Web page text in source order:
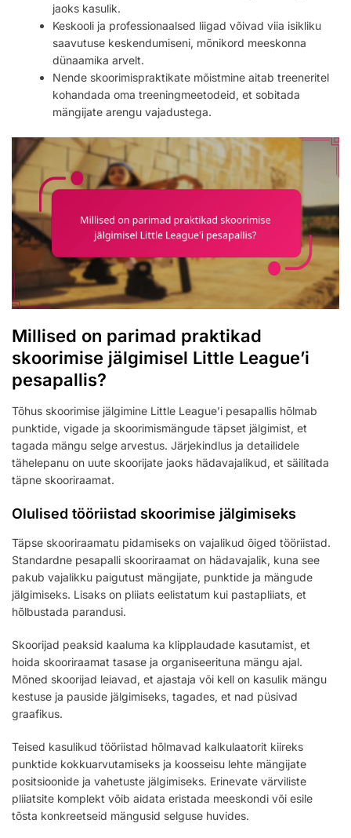
jaoks kasulik.
Keskooli ja professionaalsed liigad võivad viia isikliku
saavutuse keskendumiseni, mõnikord meeskonna
dünaamika arvelt.
Nende skoorimispraktikate mõistmine aitab treeneritel
kohandada oma treeningmeetodeid, et sobitada
mängijate arengu vajadustega.
Millised on parimad praktikad
skoorimise jälgimisel Little League’i
pesapallis?
Tõhus skoorimise jälgimine Little League’i pesapallis hõlmab
punktide, vigade ja skoorimismängude täpset jälgimist, et
tagada mängu selge arvestus. Järjekindlus ja detailidele
tähelepanu on uute skoorijate jaoks hädavajalikud, et säilitada
täpne skooriraamat.
Olulised tööriistad skoorimise jälgimiseks
Täpse skooriraamatu pidamiseks on vajalikud õiged tööriistad.
Standardne pesapalli skooriraamat on hädavajalik, kuna see
pakub vajalikku paigutust mängijate, punktide ja mängude
jälgimiseks. Lisaks on pliiats eelistatum kui pastapliiats, et
hõlbustada parandusi.
Skoorijad peaksid kaaluma ka klipplaudade kasutamist, et
hoida skooriraamat tasase ja organiseerituna mängu ajal.
Mõned skoorijad leiavad, et ajastaja või kell on kasulik mängu
kestuse ja pauside jälgimiseks, tagades, et nad püsivad
graafikus.
Teised kasulikud tööriistad hõlmavad kalkulaatorit kiireks
punktide kokkuarvutamiseks ja koosseisu lehte mängijate
positsioonide ja vahetuste jälgimiseks. Erinevate värviliste
pliiatsite komplekt võib aidata eristada meeskondi või esile
tõsta konkreetseid mängusid selguse huvides.